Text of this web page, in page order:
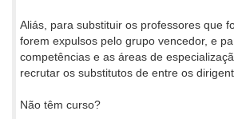
Aliás, para substituir os professores que
forem expulsos pelo grupo vencedor, e
competências e as áreas de
recrutar os substitutos de entre os
Não têm curso?